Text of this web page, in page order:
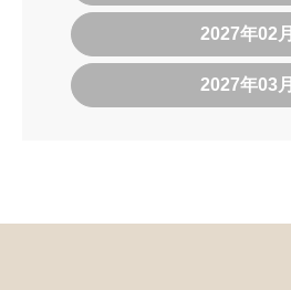
2027年02月
2027年03月